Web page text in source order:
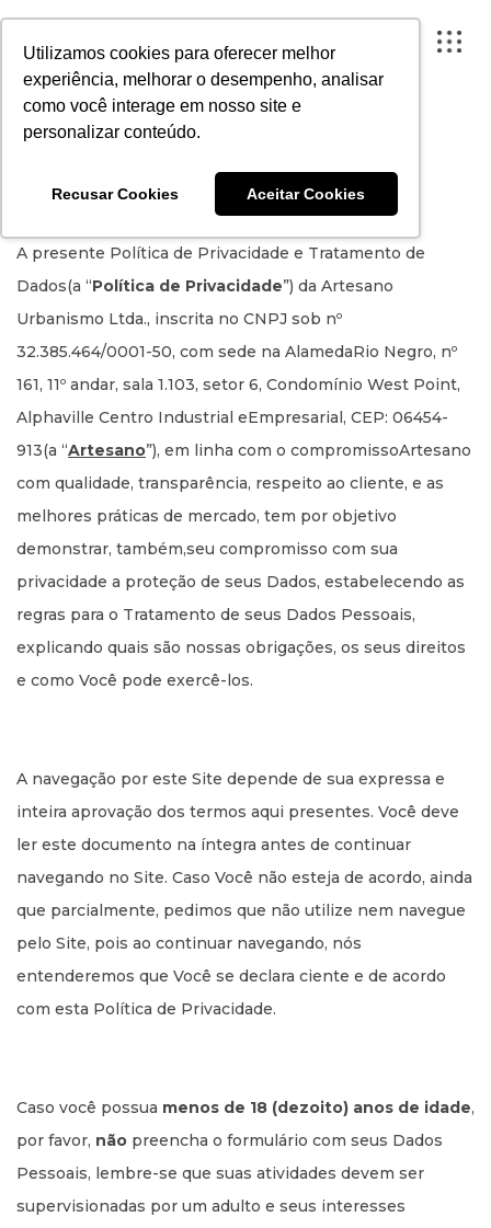
Utilizamos cookies para oferecer melhor
experiência, melhorar o desempenho, analisar
como você interage em nosso site e
personalizar conteúdo.
Recusar Cookies Aceitar Cookies
A ARTESANO
INSTITUTO
CONTEÚDO
PORTAL DO CLIENTE
CONTATO
FACEBOOK INSTAGRAM LINKEDIN
Tratamento de Dados
A presente Política de Privacidade e Tratamento de
Dados(a “Política de Privacidade”) da Artesano
Urbanismo Ltda., inscrita no CNPJ sob nº
32.385.464/0001-50, com sede na AlamedaRio Negro, nº
161, 11º andar, sala 1.103, setor 6, Condomínio West Point,
Alphaville Centro Industrial eEmpresarial, CEP: 06454-
913(a “Artesano”), em linha com o compromissoArtesano
com qualidade, transparência, respeito ao cliente, e as
melhores práticas de mercado, tem por objetivo
demonstrar, também,seu compromisso com sua
privacidade a proteção de seus Dados, estabelecendo as
regras para o Tratamento de seus Dados Pessoais,
explicando quais são nossas obrigações, os seus direitos
e como Você pode exercê-los.
A navegação por este Site depende de sua expressa e
inteira aprovação dos termos aqui presentes. Você deve
ler este documento na íntegra antes de continuar
navegando no Site. Caso Você não esteja de acordo, ainda
que parcialmente, pedimos que não utilize nem navegue
pelo Site, pois ao continuar navegando, nós
entenderemos que Você se declara ciente e de acordo
com esta Política de Privacidade.
Caso você possua menos de 18 (dezoito) anos de idade,
por favor, não preencha o formulário com seus Dados
Pessoais, lembre-se que suas atividades devem ser
supervisionadas por um adulto e seus interesses